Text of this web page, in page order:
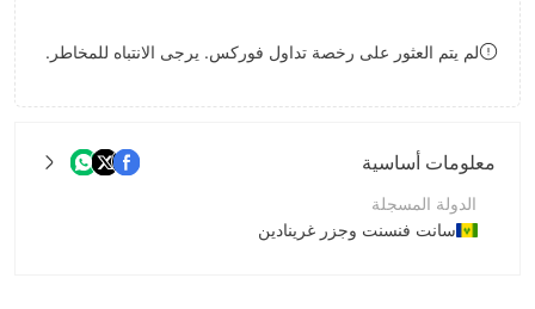
8
لم يتم العثور على رخصة تداول فوركس. يرجى الانتباه للمخاطر.
معلومات أساسية
الدولة المسجلة
سانت فنسنت وجزر غرينادين